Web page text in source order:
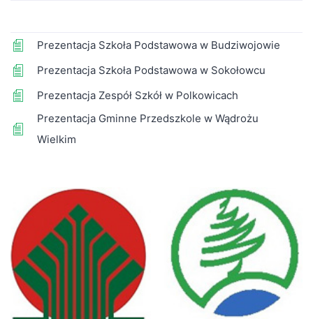
Prezentacja Szkoła Podstawowa w Budziwojowie
Prezentacja Szkoła Podstawowa w Sokołowcu
Prezentacja Zespół Szkół w Polkowicach
Prezentacja Gminne Przedszkole w Wądrożu
Wielkim